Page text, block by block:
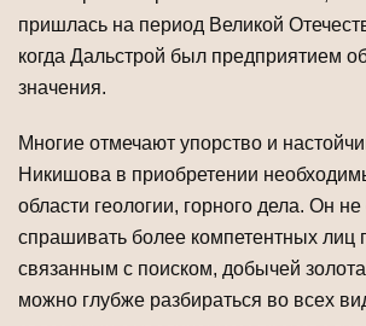
пришлась на период Великой
когда Дальстрой был предприятием
значения.
Многие отмечают упорство и
Никишова в приобретении
области геологии, горного дела. Он не
спрашивать более компетентных лиц
связанным с поиском, добычей
можно глубже разбираться во всех